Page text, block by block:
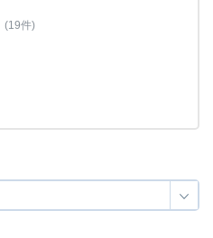
(19件)